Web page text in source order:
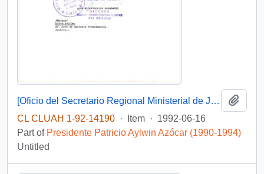
[Oficio del Secretario Regional Ministerial de Justicia de la Región del Maule dirigida al Jefe de Gabinete Presidencial]
CL CLUAH 1-92-14190 · Item · 1992-06-16
Part of Presidente Patricio Aylwin Azócar (1990-1994)
Untitled